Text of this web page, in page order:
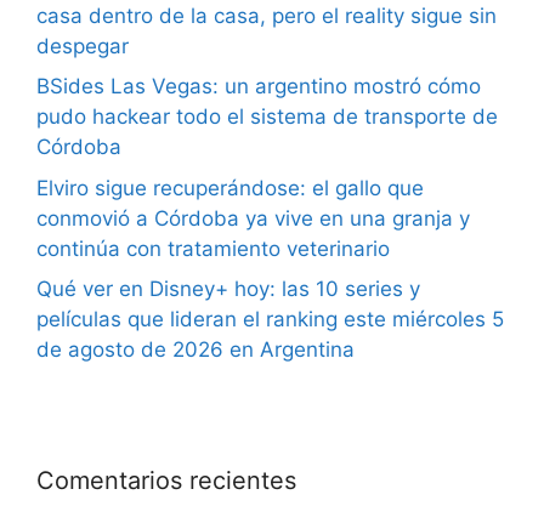
casa dentro de la casa, pero el reality sigue sin
despegar
BSides Las Vegas: un argentino mostró cómo
pudo hackear todo el sistema de transporte de
Córdoba
Elviro sigue recuperándose: el gallo que
conmovió a Córdoba ya vive en una granja y
continúa con tratamiento veterinario
Qué ver en Disney+ hoy: las 10 series y
películas que lideran el ranking este miércoles 5
de agosto de 2026 en Argentina
Comentarios recientes